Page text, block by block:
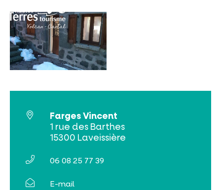
INCONTOURNABLES
PLEINE NATURE
VISITES ET SAVOIR-FAIRE
Farges Vincent
1 rue des Barthes
15300 Laveissière
06 08 25 77 39
E-mail